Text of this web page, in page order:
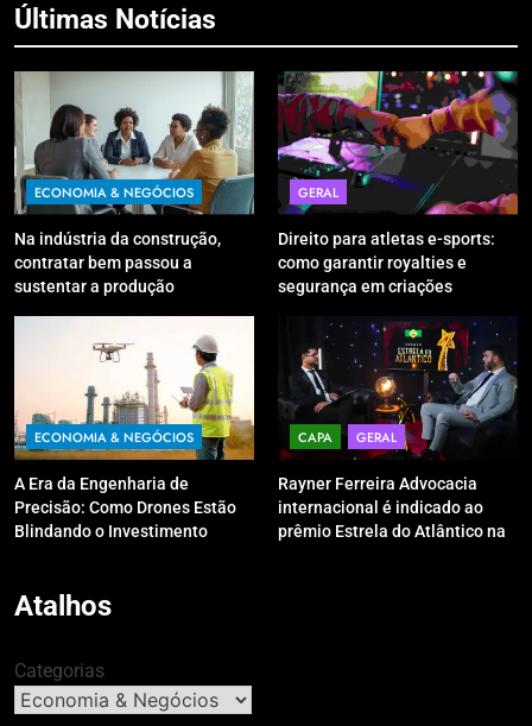
Últimas Notícias
ECONOMIA & NEGÓCIOS
Na indústria da construção,
contratar bem passou a
sustentar a produção
GERAL
Direito para atletas e-sports:
como garantir royalties e
segurança em criações
ECONOMIA & NEGÓCIOS
A Era da Engenharia de
Precisão: Como Drones Estão
Blindando o Investimento
CAPA GERAL
Rayner Ferreira Advocacia
internacional é indicado ao
prêmio Estrela do Atlântico na
Atalhos
Categorias